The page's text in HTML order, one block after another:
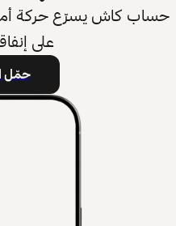
حساب كاش يسرّع حركة
على
حمّل